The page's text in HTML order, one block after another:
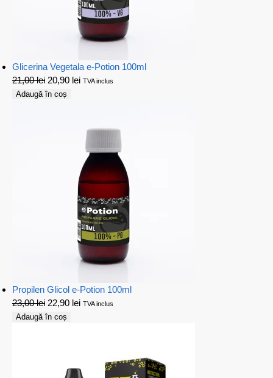
Glicerina Vegetala e-Potion 100ml
21,00lei 20,90 lei TVA inclus
Adaugă în coș
Propilen Glicol e-Potion 100ml
23,00lei 22,90 lei TVA inclus
Adaugă în coș